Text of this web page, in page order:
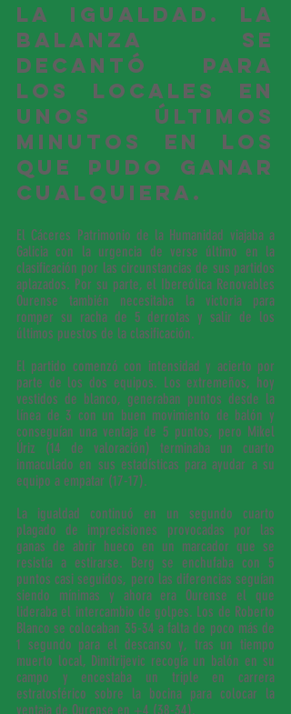
la igualdad. La
balanza se
decantó para
los locales en
unos últimos
minutos en los
que pudo ganar
cualquiera.
El Cáceres Patrimonio de la Humanidad viajaba a
Galicia con la urgencia de verse último en la
clasificación por las circunstancias de sus partidos
aplazados. Por su parte, el Ibereólica Renovables
Ourense también necesitaba la victoria para
romper su racha de 5 derrotas y salir de los
últimos puestos de la clasificación.
El partido comenzó con intensidad y acierto por
parte de los dos equipos. Los extremeños, hoy
vestidos de blanco, generaban puntos desde la
línea de 3 con un buen movimiento de balón y
conseguían una ventaja de 5 puntos, pero Mikel
Úriz (14 de valoración) terminaba un cuarto
inmaculado en sus estadísticas para ayudar a su
equipo a empatar (17-17).
La igualdad continuó en un segundo cuarto
plagado de imprecisiones provocadas por las
ganas de abrir hueco en un marcador que se
resistía a estirarse. Berg se enchufaba con 5
puntos casi seguidos, pero las diferencias seguían
siendo mínimas y ahora era Ourense el que
lideraba el intercambio de golpes. Los de Roberto
Blanco se colocaban 35-34 a falta de poco más de
1 segundo para el descanso y, tras un tiempo
muerto local, Dimitrijevic recogía un balón en su
campo y encestaba un triple en carrera
estratosférico sobre la bocina para colocar la
ventaja de Ourense en +4 (38-34).